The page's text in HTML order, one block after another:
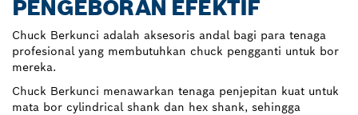
PENGEBORAN EFEKTIF
Chuck Berkunci adalah aksesoris andal bagi para tenaga
profesional yang membutuhkan chuck pengganti untuk bor
mereka.
Chuck Berkunci menawarkan tenaga penjepitan kuat untuk
mata bor cylindrical shank dan hex shank, sehingga